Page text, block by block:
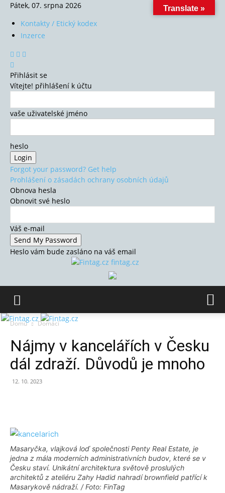
Pátek, 07. srpna 2026
Kontakty / Etický kodex
Inzerce
Přihlásit se
Vítejte! přihlášení k účtu
vaše uživatelské jméno
heslo
Forgot your password? Get help
Prohlášení o zásadách ochrany osobních údajů
Obnova hesla
Obnovit své heslo
Váš e-mail
Heslo vám bude zasláno na váš email
fintag.cz
Domů Domácí
Nájmy v kancelářích v Česku
dál zdraží. Důvodů je mnoho
12. 10. 2023
Masaryčka, vlajková loď společnosti Penty Real Estate, je
jedna z mála moderních administrativních budov, které se v
Česku staví. Unikátní architektura světově proslulých
architektů z ateliéru Zahy Hadid nahradí brownfield patřící k
Masarykově nádraží. / Foto: FinTag
Translate »